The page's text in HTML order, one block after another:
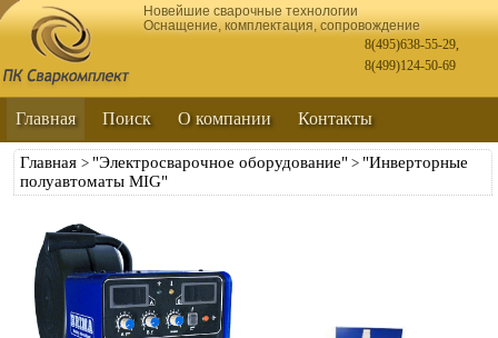
Новейшие сварочные технологии
Оснащение, комплектация, сопровождение
8(495)638-55-29,
8(499)124-50-69
Главная Поиск О компании Контакты
Главная > "Электросварочное оборудование" > "Инверторные
полуавтоматы MIG"